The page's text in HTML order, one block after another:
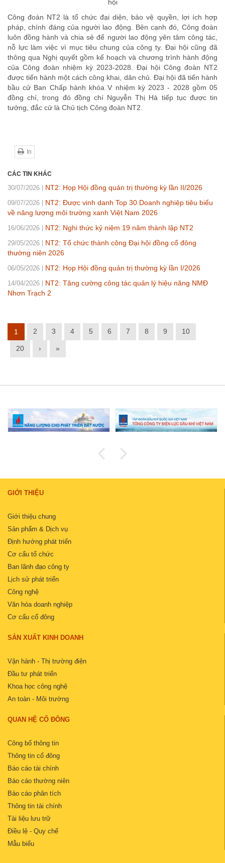
hội
Công đoàn NT2 là tổ chức đại diện, bảo vệ quyền, lợi ích hợp
pháp, chính đáng của người lao động. Bên cạnh đó, Công đoàn
luôn đồng hành và chia sẻ để người lao động yên tâm công tác,
nỗ lực làm việc vì mục tiêu chung của công ty. Đại hội cũng đã
thông qua Nghị quyết gồm kế hoạch và chương trình hành động
của Công đoàn nhiệm kỳ 2023-2028. Đại hội Công đoàn NT2
được tiến hành một cách công khai, dân chủ. Đại hội đã tiến hành
bầu cử Ban Chấp hành khóa V nhiệm kỳ 2023 - 2028 gồm 05
đồng chí, trong đó đồng chí Nguyễn Thị Hà tiếp tục được tin
tưởng, đắc cử là Chủ tịch Công đoàn NT2.
In
CÁC TIN KHÁC
30/07/2026 NT2: Họp Hội đồng quản trị thường kỳ lần II/2026
09/07/2026
NT2: Được vinh danh Top 30 Doanh nghiệp tiêu biểu
về năng lượng môi trường xanh Việt Nam 2026
16/06/2026 NT2: Nghi thức kỷ niệm 19 năm thành lập NT2
29/05/2026
NT2: Tổ chức thành công Đại hội đồng cổ đông
thường niên 2026
06/05/2026 NT2: Họp Hội đồng quản trị thường kỳ lần I/2026
14/04/2026
NT2: Tăng cường công tác quản lý hiệu năng NMĐ
Nhơn Trạch 2
1 2 3 4 5 6 7 8 9 10
20 › »
GIỚI THIỆU
Giới thiệu chung
Sản phẩm & Dịch vụ
Định hướng phát triển
Cơ cấu tổ chức
Ban lãnh đạo công ty
Lịch sử phát triển
Công nghệ
Văn hóa doanh nghiệp
Cơ cấu cổ đông
SẢN XUẤT KINH DOANH
Vận hành - Thị trường điện
Đầu tư phát triển
Khoa học công nghệ
An toàn - Môi trường
QUAN HỆ CỔ ĐÔNG
Công bố thông tin
Thông tin cổ đông
Báo cáo tài chính
Báo cáo thường niên
Báo cáo phân tích
Thông tin tài chính
Tài liệu lưu trữ
Điều lệ - Quy chế
Mẫu biểu